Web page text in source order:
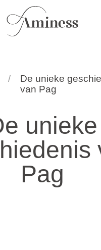
resorts
aanbiedingen
De unieke
van Pag
unieke
Pag